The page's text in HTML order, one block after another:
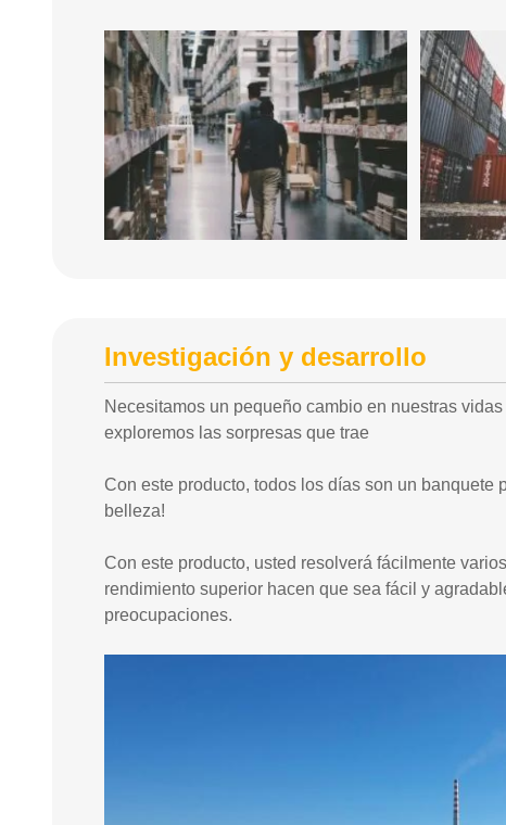
Investigación y desarrollo
Necesitamos un pequeño cambio en nuestras
exploremos las sorpresas que trae
Con este producto, todos los días son un banquete
belleza!
Con este producto, usted resolverá fácilmente
rendimiento superior hacen que sea fácil y
preocupaciones.